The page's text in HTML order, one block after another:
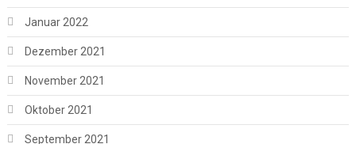
Januar 2022
Dezember 2021
November 2021
Oktober 2021
September 2021